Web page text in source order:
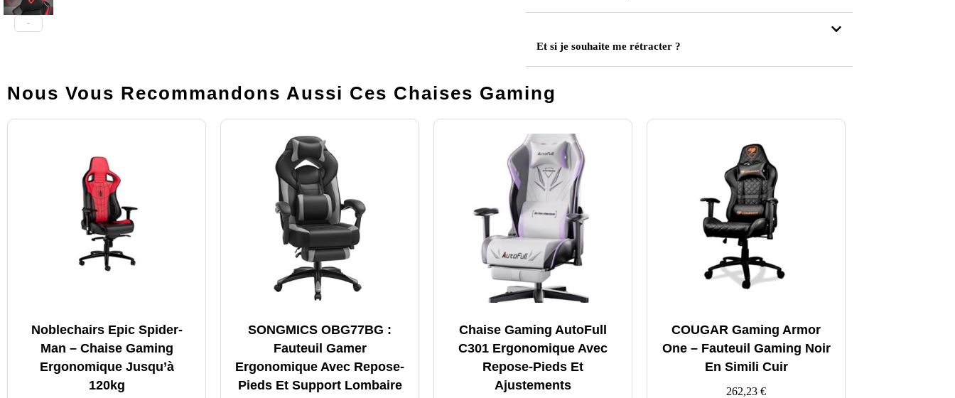
Et si je souhaite me rétracter ?
Nous Vous Recommandons Aussi Ces Chaises Gaming
Noblechairs Epic Spider-
Man – Chaise Gaming
Ergonomique Jusqu’à
120kg
SONGMICS OBG77BG :
Fauteuil Gamer
Ergonomique Avec Repose-
Pieds Et Support Lombaire
Chaise Gaming AutoFull
C301 Ergonomique Avec
Repose-Pieds Et
Ajustements
COUGAR Gaming Armor
One – Fauteuil Gaming Noir
En Simili Cuir
262,23 €